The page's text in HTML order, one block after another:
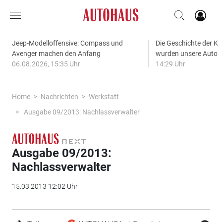
Jeep-Modelloffensive: Compass und
Avenger machen den Anfang
06.08.2026, 15:35 Uhr
Die Geschichte der
wurden unsere
14:29 Uhr
Home Nachrichten
Werkstatt
Ausgabe 09/2013: Nachlassverwalter
Ausgabe 09/2013:
Nachlassverwalter
15.03.2013 12:02 Uhr